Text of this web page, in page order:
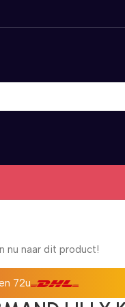
nu naar dit product!
72u